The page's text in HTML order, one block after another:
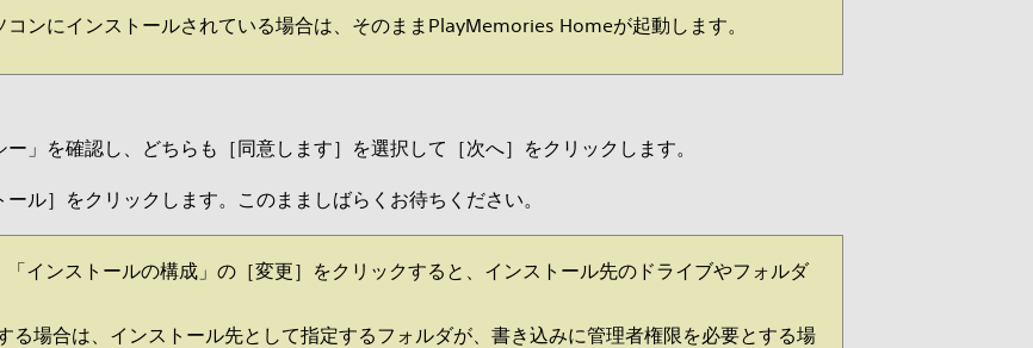
ンにインストールされている場合は、そのままPlayMemories Homeが起動します。
」を確認し、どちらも［同意します］を選択して［次へ］をクリックします。
ル］をクリックします。このまましばらくお待ちください。
インストールの構成」の［変更］をクリックすると、インストール先のドライブやフォルダ
る場合は、インストール先として指定するフォルダが、書き込みに管理者権限を必要とする場